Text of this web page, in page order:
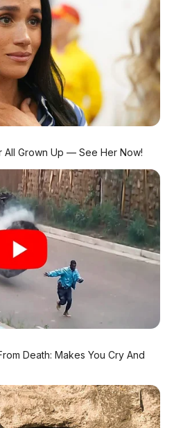
Tapi citra itu
Beijing Auto Show
FAW yang identik
dan otoritas, kini
PHEV generasi
sedan kaku yang
akselerasi 0-
3,9 detik!
"Mobil Menteri" yang
supercar. Apakah
China paling
kita bedah!
Meter: Tetap
Kini Menggoda
dimensi yang sangat
Grown Up — See Her Now!
Death: Makes You Cry And